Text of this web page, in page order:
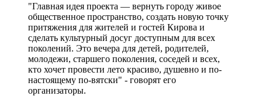
"Главная идея проекта — вернуть городу живое
общественное пространство, создать новую точку
притяжения для жителей и гостей Кирова и
сделать культурный досуг доступным для всех
поколений. Это вечера для детей, родителей,
молодежи, старшего поколения, соседей и всех,
кто хочет провести лето красиво, душевно и по-
настоящему по-вятски" - говорят его
организаторы.